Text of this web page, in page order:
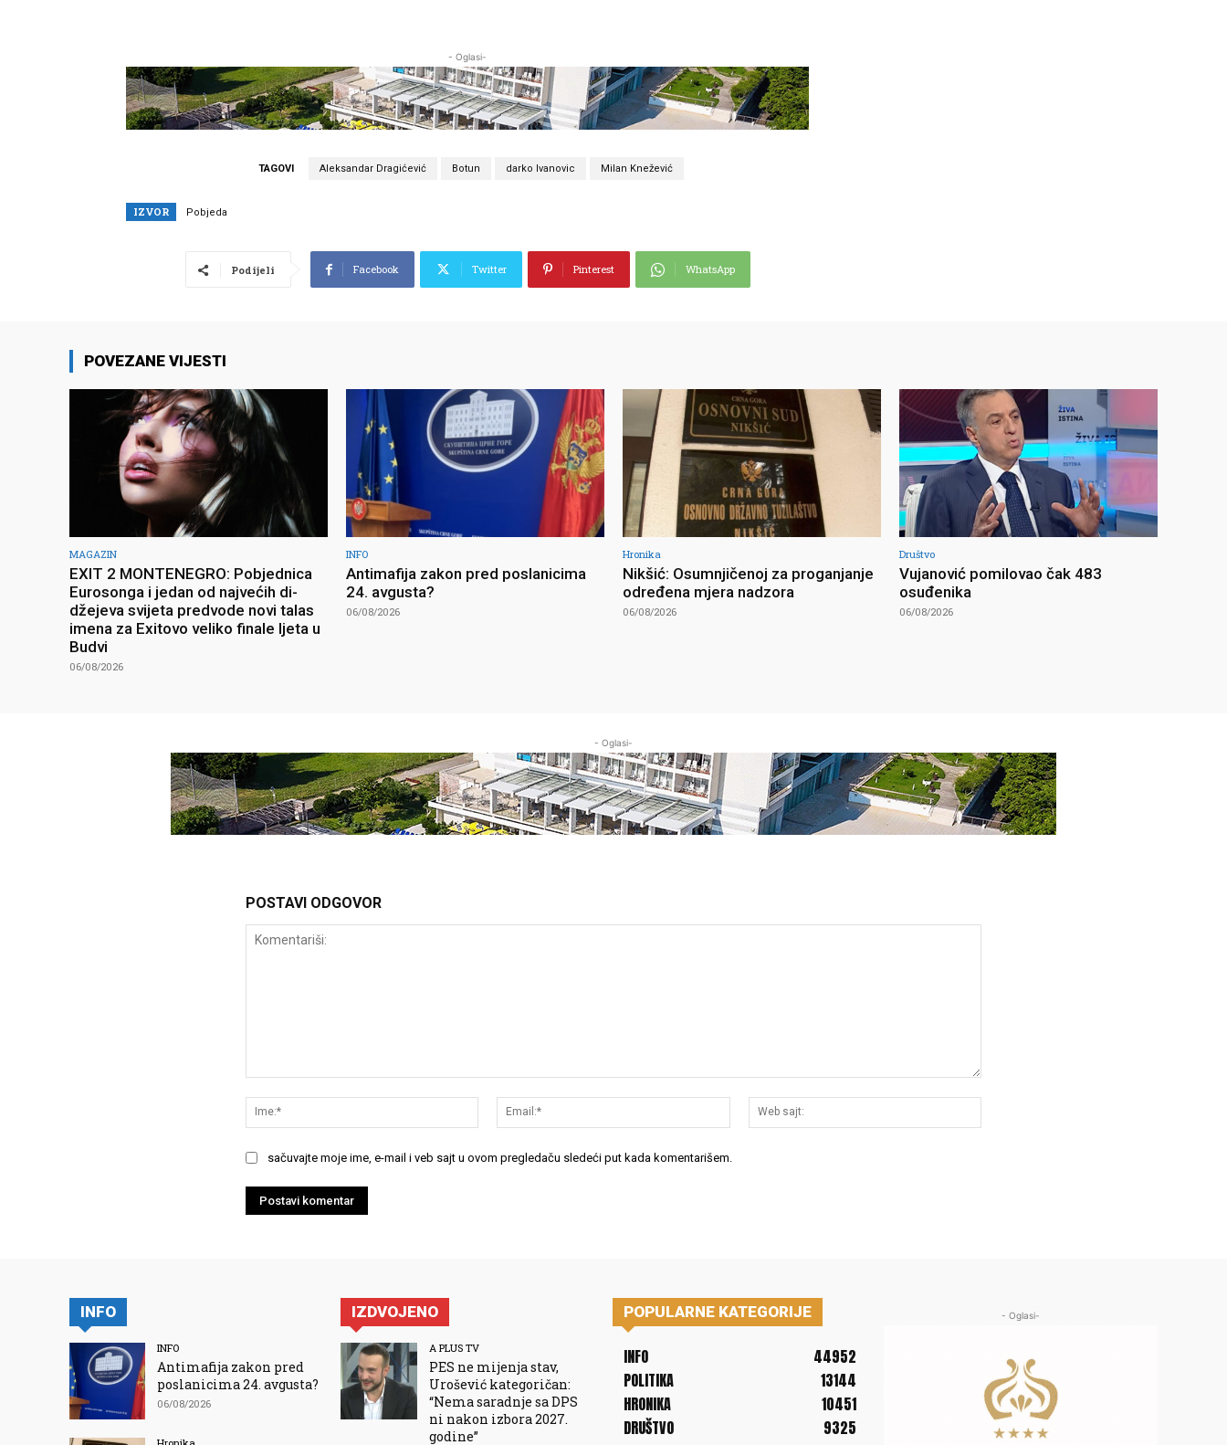
- Oglasi-
TAGOVI Aleksandar Dragićević Botun darko Ivanovic Milan Knežević
IZVOR Pobjeda
Podijeli Facebook Twitter Pinterest WhatsApp
POVEZANE VIJESTI
MAGAZIN
EXIT 2 MONTENEGRO: Pobjednica
Eurosonga i jedan od najvećih di-
džejeva svijeta predvode novi talas
imena za Exitovo veliko finale ljeta u
Budvi
06/08/2026
INFO
Antimafija zakon pred poslanicima
24. avgusta?
06/08/2026
Hronika
Nikšić: Osumnjičenoj za proganjanje
određena mjera nadzora
06/08/2026
Društvo
Vujanović pomilovao čak 483
osuđenika
06/08/2026
- Oglasi-
POSTAVI ODGOVOR
Ime:*
Email:*
sajt:
sačuvajte moje ime, e-mail i veb sajt u ovom pregledaču sledeći put kada komentarišem.
INFO
INFO
Antimafija zakon pred
poslanicima 24. avgusta?
06/08/2026
IZDVOJENO
A PLUS TV
PES ne mijenja stav,
Urošević kategoričan:
“Nema saradnje sa DPS
ni nakon izbora 2027.
godine”
POPULARNE KATEGORIJE
INFO
44952
POLITIKA
13144
HRONIKA
10451
DRUŠTVO
9325
- Oglasi-